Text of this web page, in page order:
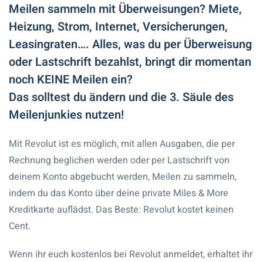
Meilen sammeln mit Überweisungen? Miete,
Heizung, Strom, Internet, Versicherungen,
Leasingraten…. Alles, was du per Überweisung
oder Lastschrift bezahlst, bringt dir momentan
noch KEINE Meilen ein?
Das solltest du ändern und die 3. Säule des
Meilenjunkies nutzen!
Mit Revolut ist es möglich, mit allen Ausgaben, die per
Rechnung beglichen werden oder per Lastschrift von
deinem Konto abgebucht werden, Meilen zu sammeln,
indem du das Konto über deine private Miles & More
Kreditkarte auflädst. Das Beste: Revolut kostet keinen
Cent.
Wenn ihr euch kostenlos bei Revolut anmeldet, erhaltet ihr